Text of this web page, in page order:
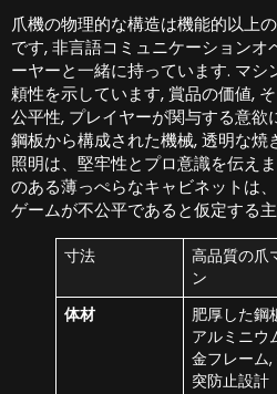
爪機の物理的な構造は機能的以上
です, 非言語コミュニケーション
ーヤーと一緒に持っています. マ
頼性を示しています, 賞品の価値,
公平性, プレイヤーが関与する意欲
鋼板から構成された機械, 透明な焼
照明は、堅牢性とプロ意識を伝え
のある薄っぺらなキャビネットは
ゲームが不公平であると仮定する主
寸法
高品質の爪
ン
体材
肥厚した鋼
アルミニウ
金フレーム,
突防止設計